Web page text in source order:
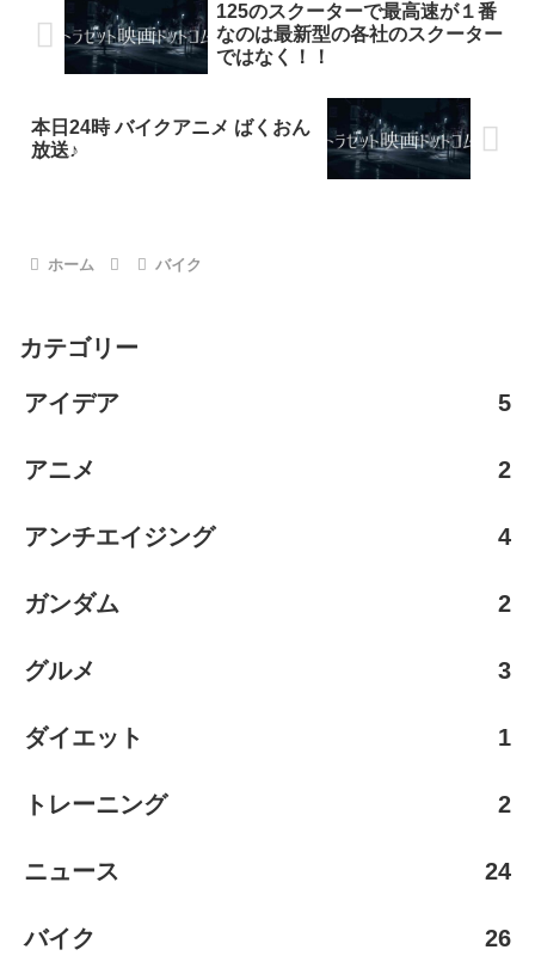
125のスクーターで最高速が１番
なのは最新型の各社のスクーター
ではなく！！
本日24時 バイクアニメ ばくおん
放送♪
ホーム バイク
カテゴリー
アイデア 5
アニメ 2
アンチエイジング 4
ガンダム 2
グルメ 3
ダイエット 1
トレーニング 2
ニュース 24
バイク 26